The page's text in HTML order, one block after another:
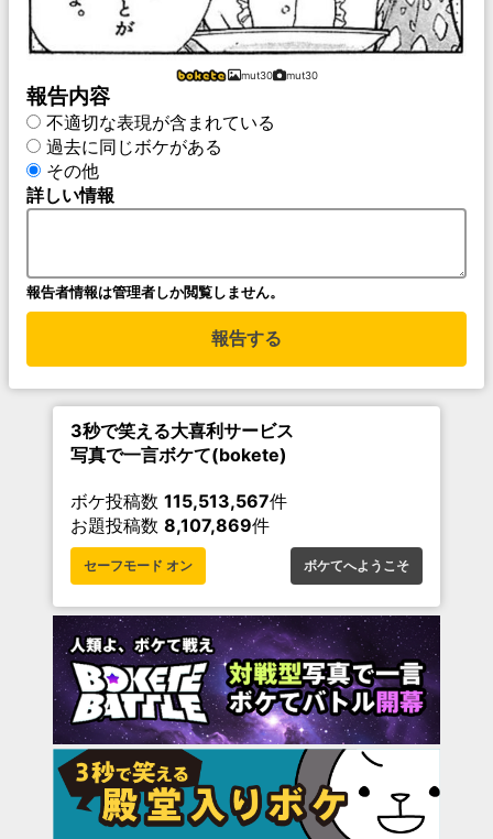
mut30 mut30
報告内容
不適切な表現が含まれている
過去に同じボケがある
その他
詳しい情報
報告者情報は管理者しか閲覧しません。
報告する
3秒で笑える大喜利サービス
写真で一言ボケて(bokete)
ボケ投稿数 115,513,567件
お題投稿数 8,107,869件
セーフモード オン ボケてへようこそ